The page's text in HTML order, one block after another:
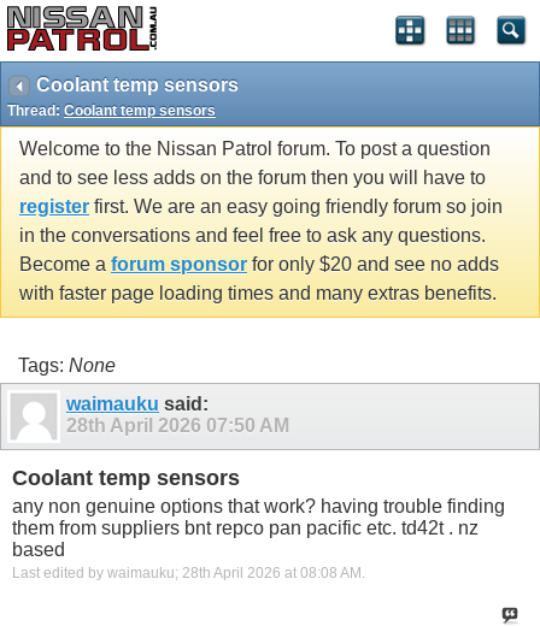
Coolant temp sensors
Thread: Coolant temp sensors
Welcome to the Nissan Patrol forum. To post a question
and to see less adds on the forum then you will have to
register first. We are an easy going friendly forum so join
in the conversations and feel free to ask any questions.
Become a forum sponsor for only $20 and see no adds
with faster page loading times and many extras benefits.
Tags: None
waimauku said:
28th April 2026 07:50 AM
Coolant temp sensors
any non genuine options that work? having trouble finding
them from suppliers bnt repco pan pacific etc. td42t . nz
based
Last edited by waimauku; 28th April 2026 at 08:08 AM .